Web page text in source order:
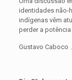
identidades não-
indígenas vêm
perder a
Gustavo Caboco